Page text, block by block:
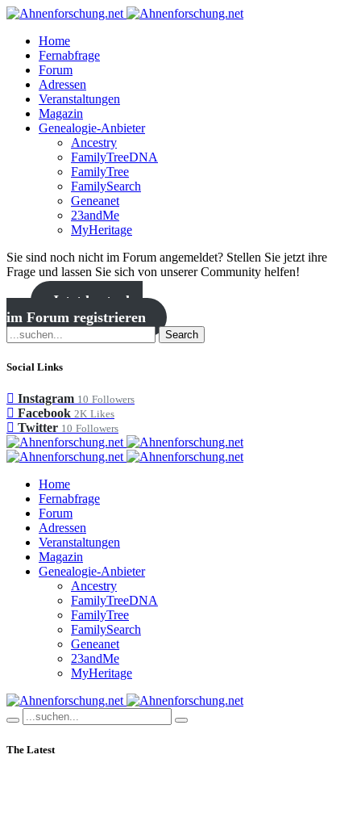
Home
Fernabfrage
Forum
Adressen
Veranstaltungen
Magazin
Genealogie-Anbieter
Ancestry
FamilyTreeDNA
FamilyTree
FamilySearch
Geneanet
23andMe
MyHeritage
Sie sind noch nicht im Forum angemeldet? Stellen Sie jetzt ihre
Frage und lassen Sie sich von unserer Community helfen!
Jetzt kostenlos
im Forum registrieren
Search
Social Links
Instagram 10 Followers
Facebook 2K Likes
Twitter 10 Followers
Home
Fernabfrage
Forum
Adressen
Veranstaltungen
Magazin
Genealogie-Anbieter
Ancestry
FamilyTreeDNA
FamilyTree
FamilySearch
Geneanet
23andMe
MyHeritage
The Latest